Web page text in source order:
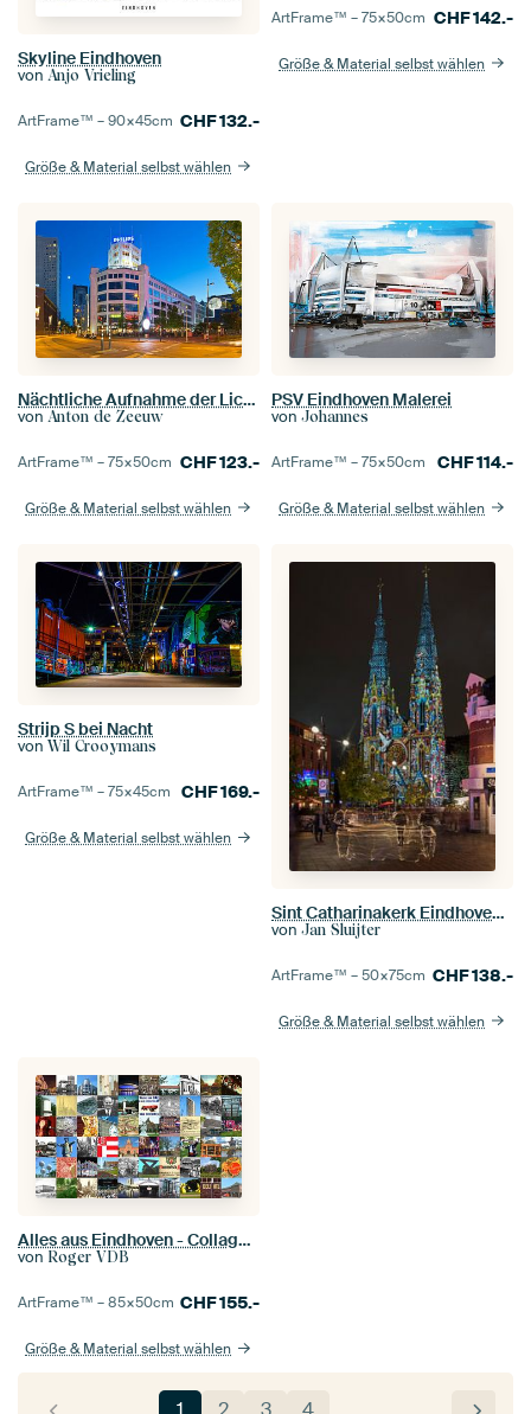
Skyline Eindhoven
von Anjo Vrieling
ArtFrame™ –90×45cm CHF132.-
Größe & Material selbst wählen
ArtFrame™ –75×50cm CHF142.-
Größe & Material selbst wählen
Nächtliche Aufnahme der Lichttoren in Eindhoven
von Anton de Zeeuw
ArtFrame™ –75×50cm CHF123.-
Größe & Material selbst wählen
PSV Eindhoven Malerei
von Johannes
ArtFrame™ –75×50cm CHF114.-
Größe & Material selbst wählen
Strijp S bei Nacht
von Wil Crooymans
ArtFrame™ –75×45cm CHF169.-
Größe & Material selbst wählen
Sint Catharinakerk Eindhoven GLOW 2017
von Jan Sluijter
ArtFrame™ –50×75cm CHF138.-
Größe & Material selbst wählen
Alles aus Eindhoven - Collage aus typischen Bildern der Stadt und der Geschichte
von Roger VDB
ArtFrame™ –85×50cm CHF155.-
Größe & Material selbst wählen